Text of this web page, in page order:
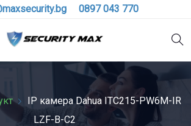
0897 043 770
IP камерa Dahua ITC215-PW6M-IR
LZF-B-C2